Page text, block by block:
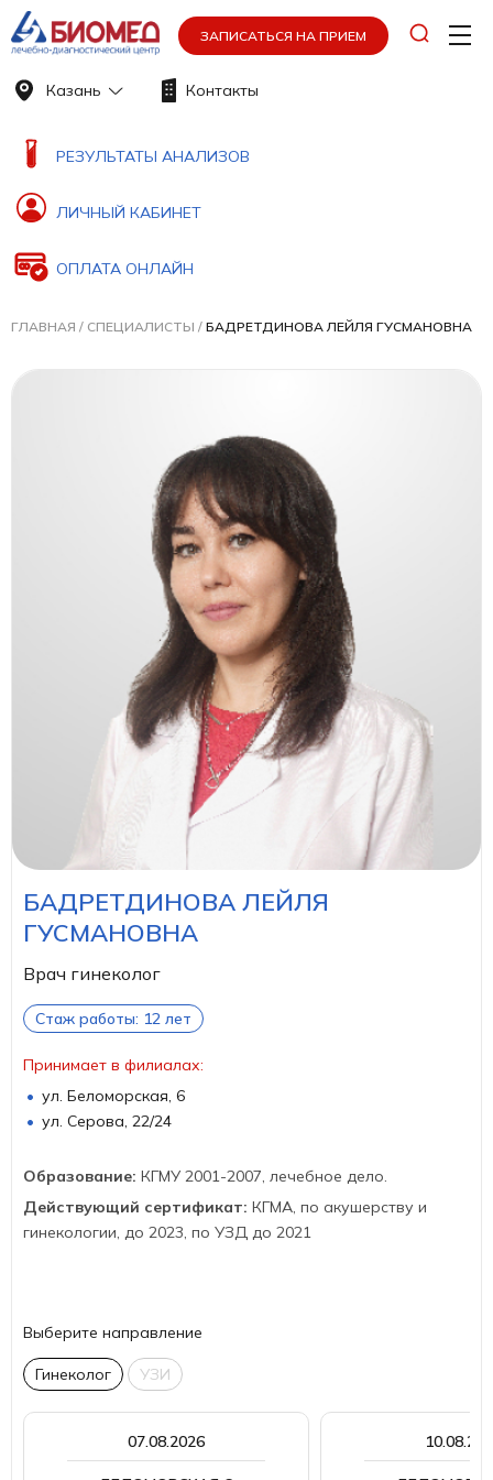
ЗАПИСАТЬСЯ НА ПРИЕМ
РЕЗУЛЬТАТЫ АНАЛИЗОВ
ЛИЧНЫЙ КАБИНЕТ
ОПЛАТА ОНЛАЙН
Казань Контакты
ГЛАВНАЯ / СПЕЦИАЛИСТЫ / БАДРЕТДИНОВА ЛЕЙЛЯ ГУСМАНОВНА
БАДРЕТДИНОВА ЛЕЙЛЯ
ГУСМАНОВНА
Врач гинеколог
Стаж работы: 12 лет
Принимает в филиалах:
ул. Беломорская, 6
ул. Серова, 22/24
Образование: КГМУ 2001-2007, лечебное дело.
Действующий сертификат: КГМА, по акушерству и
гинекологии, до 2023, по УЗД до 2021
Выберите направление
Гинеколог УЗИ
07.08.2026